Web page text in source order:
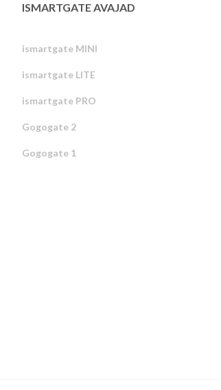
ISMARTGATE AVAJAD
ismartgate MINI
ismartgate LITE
ismartgate PRO
Gogogate 2
Gogogate 1